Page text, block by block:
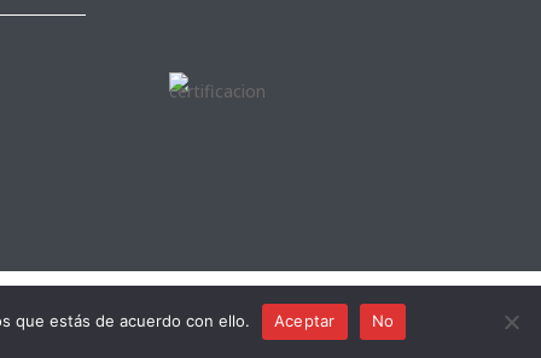
que estás de acuerdo con ello. Aceptar No